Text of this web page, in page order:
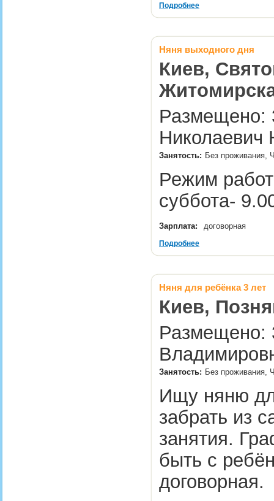
Подробнее
Няня выходного дня
Киев,
Размещено:
Николаевич
Занятость: Без проживания,
Режим
суббота-
Зарплата: договорная
Подробнее
Няня для ребёнка 3 лет
Киев,
Размещено:
Занятость: Без проживания,
Ищу няню
забрать из
занятия.
быть с